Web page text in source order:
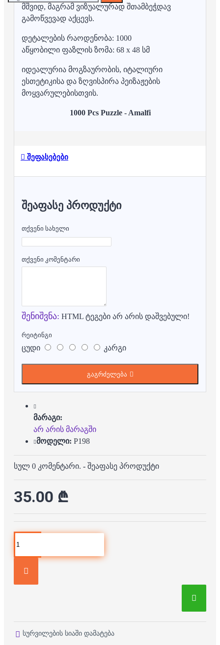
მშვიდ, მაგრამ ვიზუალურად შთამბეჭდავ
გამოწვევად აქცევს.
დეტალების რაოდენობა: 1000
აწყობილი ფაზლის ზომა: 68 x 48 სმ
იდეალურია მოგზაურობის, იტალიური
ესთეტიკისა და ზღვისპირა პეიზაჟების
მოყვარულებისთვის.
1000 Pcs Puzzle - Amalfi
შეფასებები
ᲨᲔᲐᲤᲐᲡᲔ ᲞᲠᲝᲓᲣᲥᲢᲘ
თქვენი სახელი
თქვენი კომენტარი
შენიშვნა: HTML ტეგები არ არის დაშვებული!
რეიტინგი
ცუდი კარგი
გაგრძელება
მარაგი:
არ არის მარაგში
მოდელი: P198
სულ 0 კომენტარი. - შეაფასე პროდუქტი
35.00 ₾
სურვილების სიაში დამატება